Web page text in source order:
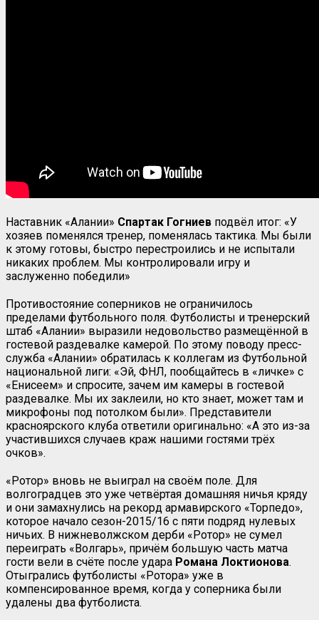
Наставник «Алании» Спартак Гогниев подвёл итог: «У
хозяев поменялся тренер, поменялась тактика. Мы были
к этому готовы, быстро перестроились и не испытали
никаких проблем. Мы контролировали игру и
заслуженно победили»
Противостояние соперников не ограничилось
пределами футбольного поля. Футболисты и тренерский
штаб «Алании» выразили недовольство размещённой в
гостевой раздевалке камерой. По этому поводу пресс-
служба «Алании» обратилась к коллегам из Футбольной
национальной лиги: «Эй, ФНЛ, пообщайтесь в «личке» с
«Енисеем» и спросите, зачем им камеры в гостевой
раздевалке. Мы их заклеили, но кто знает, может там и
микрофоны под потолком были». Представители
красноярского клуба ответили оригинально: «А это из-за
участившихся случаев краж нашими гостями трёх
очков».
«Ротор» вновь не выиграл на своём поле. Для
волгоградцев это уже четвёртая домашняя ничья кряду
и они замахнулись на рекорд армавирского «Торпедо»,
которое начало сезон-2015/16 с пяти подряд нулевых
ничьих. В нижневолжском дерби «Ротор» не сумел
переиграть «Волгарь», причём большую часть матча
гости вели в счёте после удара Романа Локтионова.
Отыгрались футболисты «Ротора» уже в
компенсированное время, когда у соперника были
удалены два футболиста.